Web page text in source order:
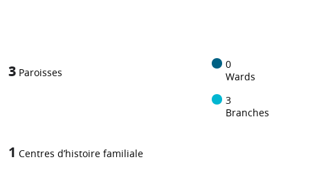
3 Paroisses
0
Wards
3
Branches
1 Centres d’histoire familiale